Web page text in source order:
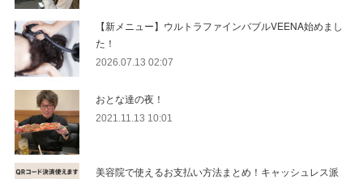
【新メニュー】ウルトラファインバブルVEENA始めまし
た！
2026.07.13 02:07
おとな達の夜！
2021.11.13 10:01
美容院で使えるお支払い方法まとめ！キャッシュレス派